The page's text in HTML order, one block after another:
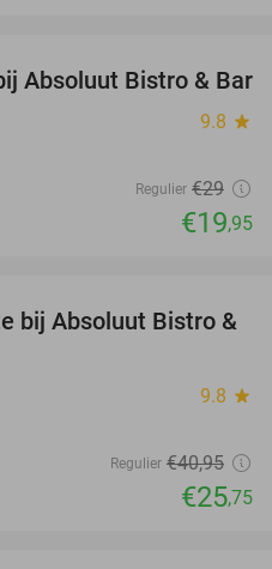
31%
Absoluut Bistro & Bar
9.8 star
Regulier €29
€19,95
37%
bij Absoluut Bistro &
9.8 star
Regulier €40,95
€25,75